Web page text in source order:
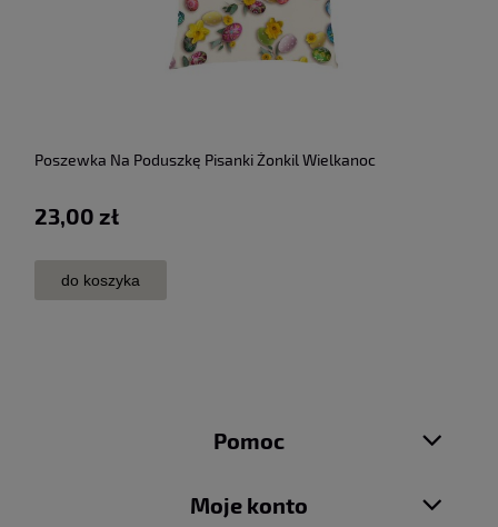
Poszewka Na Poduszkę Pisanki Żonkil Wielkanoc
23,00 zł
do koszyka
Pomoc
Moje konto